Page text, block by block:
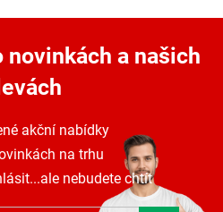
novinkách a našich
akční nabídky
na trhu
nebudete chtít